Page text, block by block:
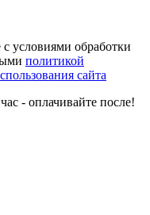
с условиями обработки
политикой
сайта
- оплачивайте после!